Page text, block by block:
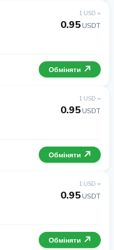
1 USD =
0.95USDT
Обміняти
1 USD =
0.95USDT
Обміняти
1 USD =
0.95USDT
Обміняти